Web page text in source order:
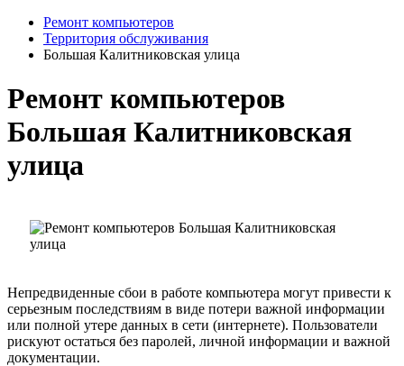
Ремонт компьютеров
Территория обслуживания
Большая Калитниковская улица
Ремонт компьютеров
Большая Калитниковская
улица
Непредвиденные сбои в работе компьютера могут привести к
серьезным последствиям в виде потери важной информации
или полной утере данных в сети (интернете). Пользователи
рискуют остаться без паролей, личной информации и важной
документации.